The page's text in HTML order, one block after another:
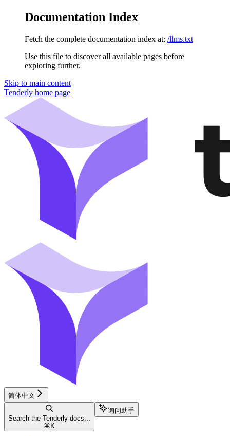
Documentation Index
Fetch the complete documentation index at: /llms.txt
Use this file to discover all available pages before
exploring further.
Skip to main content
Tenderly home page
简体中文
Search the Tenderly docs...
⌘ K
询问助手